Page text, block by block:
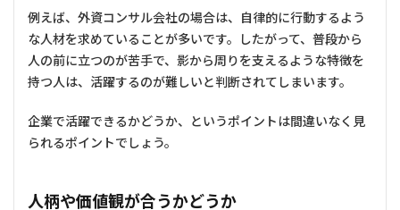
例えば、外資コンサル会社の場合は、自律的に行動するよう
な人材を求めていることが多いです。したがって、普段から
人の前に立つのが苦手で、影から周りを支えるような特徴を
持つ人は、活躍するのが難しいと判断されてしまいます。
企業で活躍できるかどうか、というポイントは間違いなく見
られるポイントでしょう。
人柄や価値観が合うかどうか